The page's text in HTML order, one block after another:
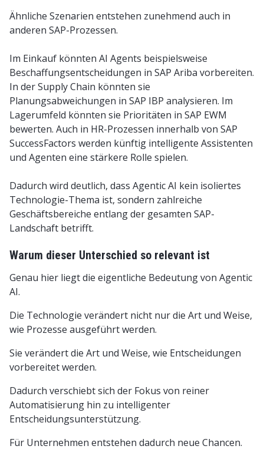
Ähnliche Szenarien entstehen zunehmend auch in
anderen SAP-Prozessen.
Im Einkauf könnten AI Agents beispielsweise
Beschaffungsentscheidungen in SAP Ariba vorbereiten.
In der Supply Chain könnten sie
Planungsabweichungen in SAP IBP analysieren. Im
Lagerumfeld könnten sie Prioritäten in SAP EWM
bewerten. Auch in HR-Prozessen innerhalb von SAP
SuccessFactors werden künftig intelligente Assistenten
und Agenten eine stärkere Rolle spielen.
Dadurch wird deutlich, dass Agentic AI kein isoliertes
Technologie-Thema ist, sondern zahlreiche
Geschäftsbereiche entlang der gesamten SAP-
Landschaft betrifft.
Warum dieser Unterschied so relevant ist
Genau hier liegt die eigentliche Bedeutung von Agentic
AI.
Die Technologie verändert nicht nur die Art und Weise,
wie Prozesse ausgeführt werden.
Sie verändert die Art und Weise, wie Entscheidungen
vorbereitet werden.
Dadurch verschiebt sich der Fokus von reiner
Automatisierung hin zu intelligenter
Entscheidungsunterstützung.
Für Unternehmen entstehen dadurch neue Chancen.